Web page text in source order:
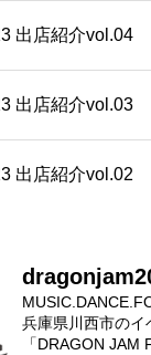
出店紹介vol.04
出店紹介vol.03
出店紹介vol.02
兵庫県川西市のイ
「DRAGON JAM